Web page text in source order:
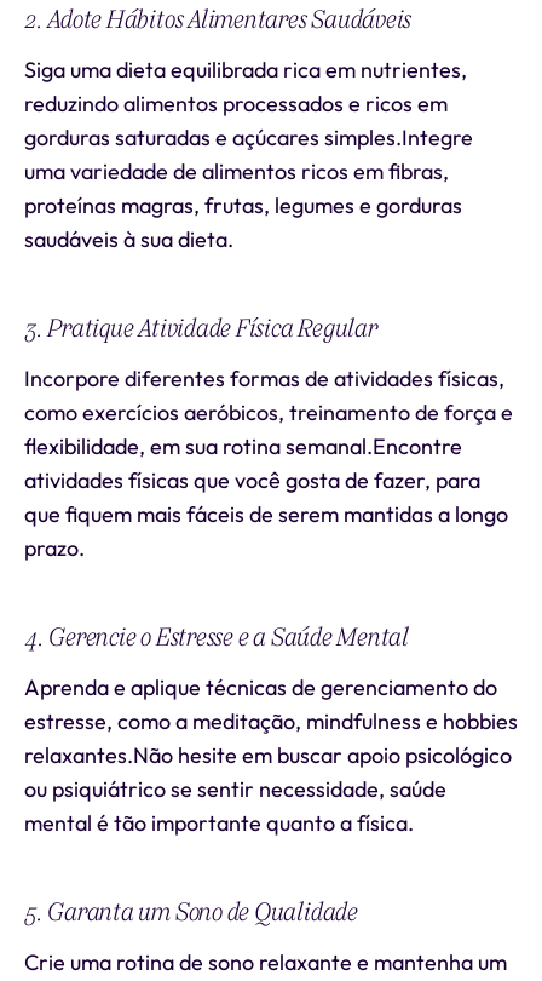
2. Adote Hábitos Alimentares Saudáveis
Siga uma dieta equilibrada rica em nutrientes,
reduzindo alimentos processados e ricos em
gorduras saturadas e açúcares simples.Integre
uma variedade de alimentos ricos em fibras,
proteínas magras, frutas, legumes e gorduras
saudáveis à sua dieta.
3. Pratique Atividade Física Regular
Incorpore diferentes formas de atividades físicas,
como exercícios aeróbicos, treinamento de força e
flexibilidade, em sua rotina semanal.Encontre
atividades físicas que você gosta de fazer, para
que fiquem mais fáceis de serem mantidas a longo
prazo.
4. Gerencie o Estresse e a Saúde Mental
Aprenda e aplique técnicas de gerenciamento do
estresse, como a meditação, mindfulness e hobbies
relaxantes.Não hesite em buscar apoio psicológico
ou psiquiátrico se sentir necessidade, saúde
mental é tão importante quanto a física.
5. Garanta um Sono de Qualidade
Crie uma rotina de sono relaxante e mantenha um